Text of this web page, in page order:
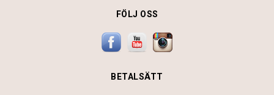
BETALSÄTT
FÖLJ OSS